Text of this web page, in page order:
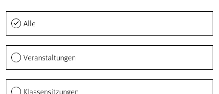
Alle
Veranstaltungen
Klassensitzungen